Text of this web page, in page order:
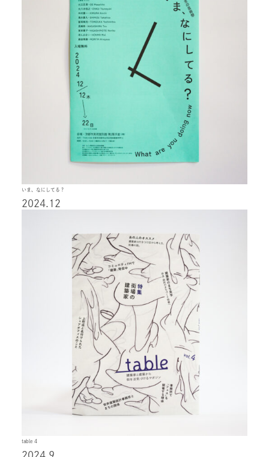
いま、なにしてる？
2024.12
table 4